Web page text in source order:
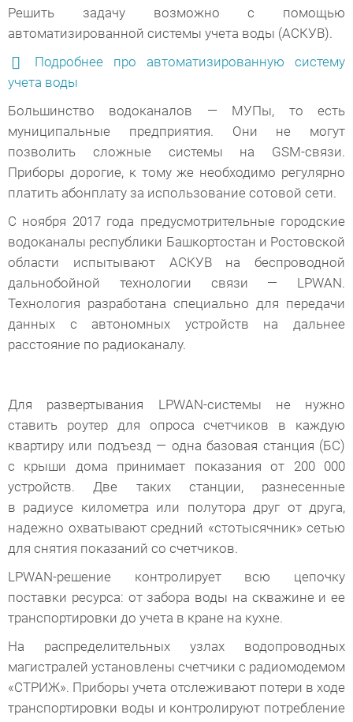
Решить задачу возможно с помощью
автоматизированной системы учета воды (АСКУВ).
Подробнее про автоматизированную систему
учета воды
Большинство водоканалов — МУПы, то есть
муниципальные предприятия. Они не могут
позволить сложные системы на GSM-связи.
Приборы дорогие, к тому же необходимо регулярно
платить абонплату за использование сотовой сети.
С ноября 2017 года предусмотрительные городские
водоканалы республики Башкортостан и Ростовской
области испытывают АСКУВ на беспроводной
дальнобойной технологии связи — LPWAN.
Технология разработана специально для передачи
данных с автономных устройств на дальнее
расстояние по радиоканалу.
Для развертывания LPWAN-системы не нужно
ставить роутер для опроса счетчиков в каждую
квартиру или подъезд — одна базовая станция (БС)
с крыши дома принимает показания от 200 000
устройств. Две таких станции, разнесенные
в радиусе километра или полутора друг от друга,
надежно охватывают средний «стотысячник» сетью
для снятия показаний со счетчиков.
LPWAN-решение контролирует всю цепочку
поставки ресурса: от забора воды на скважине и ее
транспортировки до учета в кране на кухне.
На распределительных узлах водопроводных
магистралей установлены счетчики с радиомодемом
«СТРИЖ». Приборы учета отслеживают потери в ходе
транспортировки воды и контролируют потребление